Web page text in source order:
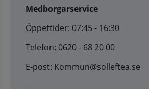
Medborgarservice
Öppettider: 07:45 - 16:30
Telefon: 0620 - 68 20 00
E-post: Kommun@solleftea.se